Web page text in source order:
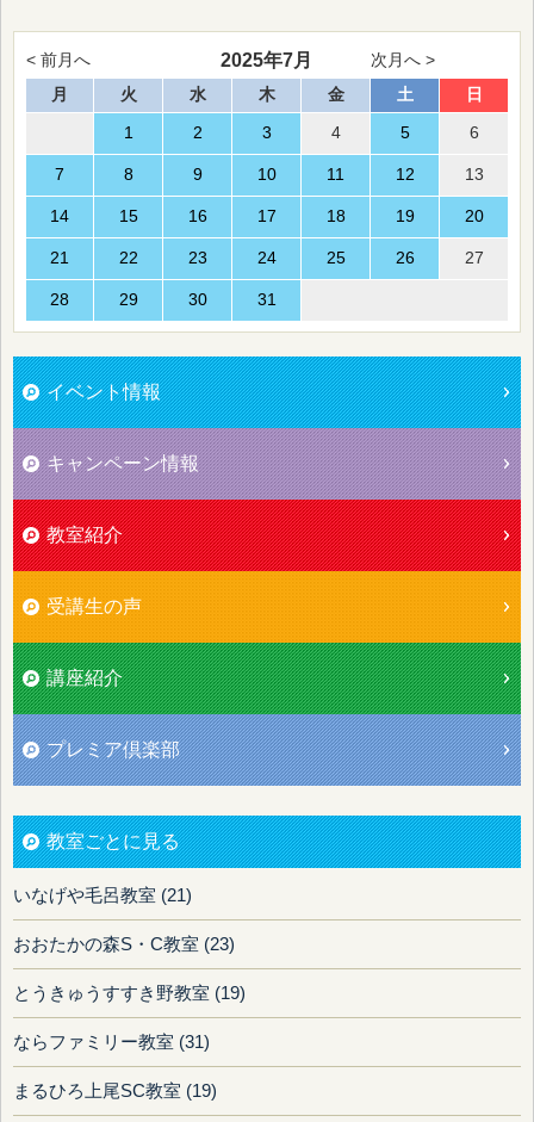
< 前月へ 2025年7月
次月へ >
月
火 水 木 金 土 日
1 2 3 4 5 6
7 8 9 10 11 12 13
14 15 16 17 18 19 20
21 22 23 24 25 26 27
28 29 30 31
イベント情報
キャンペーン情報
教室紹介
受講生の声
講座紹介
プレミア倶楽部
教室ごとに見る
いなげや毛呂教室 (21)
おおたかの森S・C教室 (23)
とうきゅうすすき野教室 (19)
ならファミリー教室 (31)
まるひろ上尾SC教室 (19)